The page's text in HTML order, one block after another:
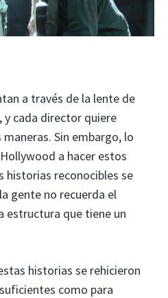
a través de la lente de
cada director quiere
Sin embargo, lo
a hacer estos
historias reconocibles se
gente no recuerda el
estructura que tiene un
historias se rehicieron
como para